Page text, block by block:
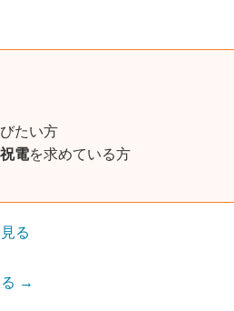
たい方
電を求めている方
る
る →